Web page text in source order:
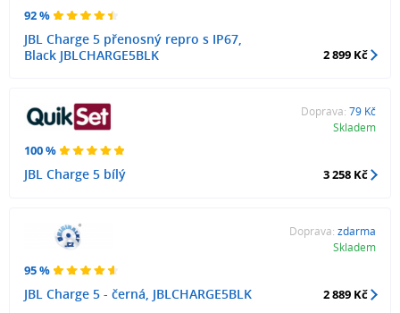
92 %
JBL Charge 5 přenosný repro s IP67,
Black JBLCHARGE5BLK
2 899 Kč
100 %
JBL Charge 5 bílý
Doprava: 79 Kč
Skladem
3 258 Kč
95 %
JBL Charge 5 - černá, JBLCHARGE5BLK
Doprava: zdarma
Skladem
2 889 Kč